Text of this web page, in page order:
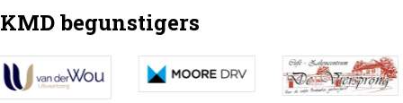
KMD begunstigers